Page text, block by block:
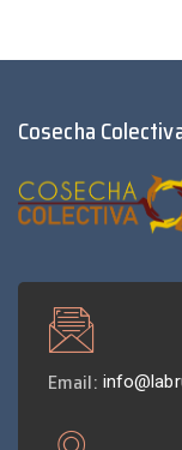
Cosecha
Email: